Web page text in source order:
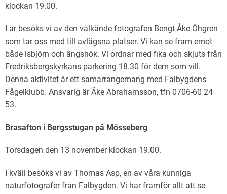
klockan 19.00.
I år besöks vi av den välkände fotografen Bengt-Åke Öhgren
som tar oss med till avlägsna platser. Vi kan se fram emot
både isbjörn och ängshök. Vi ordnar med fika och skjuts från
Fredriksbergskyrkans parkering 18.30 för dem som vill.
Denna aktivitet är ett samarrangemang med Falbygdens
Fågelklubb. Ansvarig är Åke Abrahamsson, tfn 0706-60 24
53.
Brasafton i Bergsstugan på Mösseberg
Torsdagen den 13 november klockan 19.00.
I kväll besöks vi av Thomas Asp, en av våra kunniga
naturfotografer från Falbygden. Vi har framför allt att se